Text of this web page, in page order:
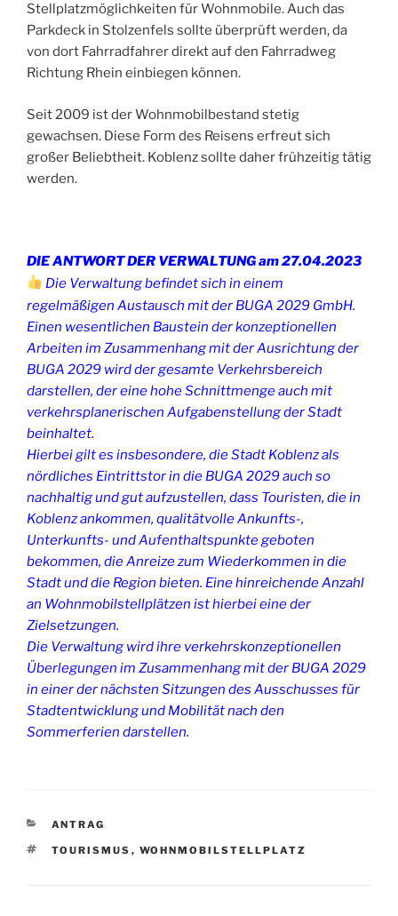
Stellplatzmöglichkeiten für Wohnmobile. Auch das
Parkdeck in Stolzenfels sollte überprüft werden, da
von dort Fahrradfahrer direkt auf den Fahrradweg
Richtung Rhein einbiegen können.
Seit 2009 ist der Wohnmobilbestand stetig
gewachsen. Diese Form des Reisens erfreut sich
großer Beliebtheit. Koblenz sollte daher frühzeitig tätig
werden.
DIE ANTWORT DER VERWALTUNG am27.04.2023
Die Verwaltung befindet sich in einem
regelmäßigen Austausch mit der BUGA 2029 GmbH.
Einen wesentlichen Baustein der konzeptionellen
Arbeiten im Zusammenhang mit der Ausrichtung der
BUGA 2029 wird der gesamte Verkehrsbereich
darstellen, der eine hohe Schnittmenge auch mit
verkehrsplanerischen Aufgabenstellung der Stadt
beinhaltet.
Hierbei gilt es insbesondere, die Stadt Koblenz als
nördliches Eintrittstor in die BUGA 2029 auch so
nachhaltig und gut aufzustellen, dass Touristen, die in
Koblenz ankommen, qualitätvolle Ankunfts-,
Unterkunfts- und Aufenthaltspunkte geboten
bekommen, die Anreize zum Wiederkommen in die
Stadt und die Region bieten. Eine hinreichende Anzahl
an Wohnmobilstellplätzen ist hierbei eine der
Zielsetzungen.
Die Verwaltung wird ihre verkehrskonzeptionellen
Überlegungen im Zusammenhang mit der BUGA 2029
in einer der nächsten Sitzungen des Ausschusses für
Stadtentwicklung und Mobilität nach den
Sommerferien darstellen.
KATEGORIEN
ANTRAG
SCHLAGWÖRTER
TOURISMUS , WOHNMOBILSTELLPLATZ